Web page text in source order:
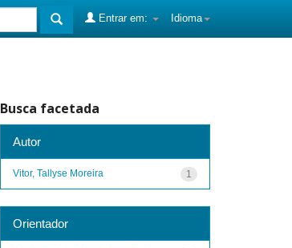
Idioma
Entrar em:
Busca facetada
Autor
1
Vitor, Tallyse Moreira
Orientador